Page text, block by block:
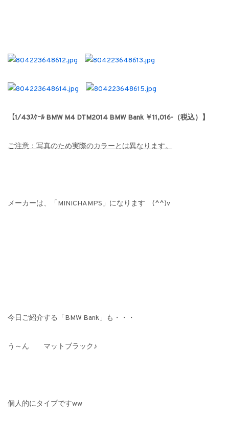
【1/43ｽｹｰﾙ BMW M4 DTM2014 BMW Bank ￥11,016-（税込）】
ご注意：写真のため実際のカラーとは異なります。
メーカーは、「MINICHAMPS」になります (^^)v
今日ご紹介する「BMW Bank」も・・・
う～ん マットブラック♪
個人的にタイプですww